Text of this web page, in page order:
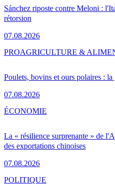
Sánchez riposte contre Meloni :
rétorsion
07.08.2026
Poulets, bovins et ours polaires :
07.08.2026
PROAGRICULTURE &
La « résilience surprenante » de
des exportations chinoises
07.08.2026
ÉCONOMIE
POLITIQUE